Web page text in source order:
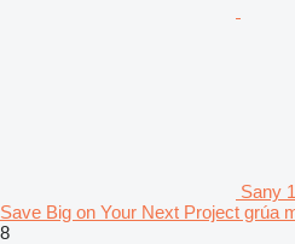
Sany
Save Big on Your Next Project grúa
8